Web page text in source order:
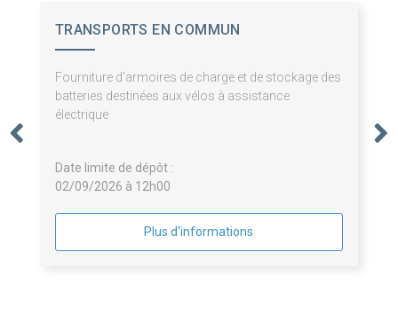
TRANSPORTS EN COMMUN
Fourniture d'armoires de charge et de stockage des
batteries destinées aux vélos à assistance
électrique
Date limite de dépôt :
02/09/2026 à 12h00
Plus d'informations